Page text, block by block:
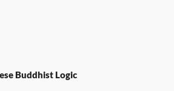
Buddhist Logic